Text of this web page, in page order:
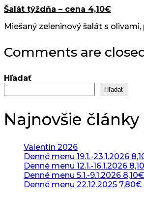
Šalát týždňa – cena 4,10€
Miešaný zeleninový šalát s
Comments are
Hľadať
Hľadať
Najnovšie články
Valentín 2026
Denné menu 19.1.-23.1.2026
Denné menu 12.1.-16.1.2026
Denné menu 5.1.-9.1.2026 8,10€
Denné menu 22.12.2025 7,80€